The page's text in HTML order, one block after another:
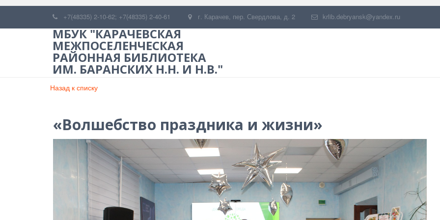
+7(48335) 2-10-62; +7(48335) 2-40-61 г. Карачев, пер. Свердлова, д. 2 krlib.debryansk@yandex.ru
МБУК "КАРАЧЕВСКАЯ
МЕЖПОСЕЛЕНЧЕСКАЯ
РАЙОННАЯ БИБЛИОТЕКА
ИМ. БАРАНСКИХ Н.Н. И Н.В."
Назад к списку
«Волшебство праздника и жизни»